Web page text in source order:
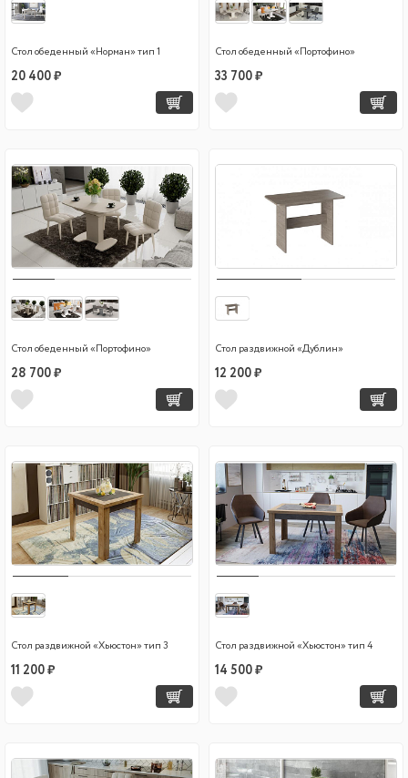
Стол обеденный «Норман» тип 1
20 400 ₽
Стол обеденный «Портофино»
33 700 ₽
Стол обеденный «Портофино»
28 700 ₽
Стол раздвижной «Дублин»
12 200 ₽
Стол раздвижной «Хьюстон» тип 3
11 200 ₽
Стол раздвижной «Хьюстон» тип 4
14 500 ₽